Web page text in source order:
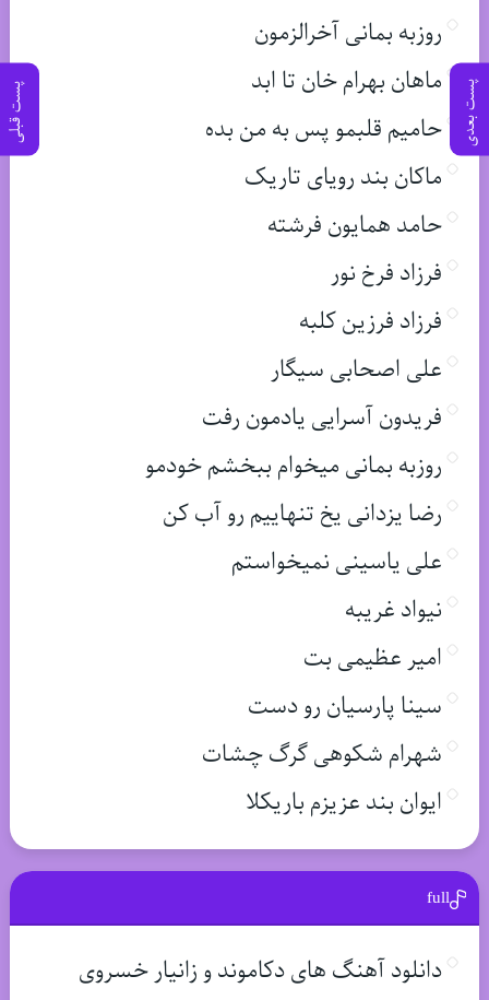
پست بعدی پست قبلی
روزبه بمانی آخرالزمون
ماهان بهرام خان تا ابد
حامیم قلبمو پس به من بده
ماکان بند رویای تاریک
حامد همایون فرشته
فرزاد فرخ نور
فرزاد فرزین کلبه
علی اصحابی سیگار
فریدون آسرایی یادمون رفت
روزبه بمانی میخوام ببخشم خودمو
رضا یزدانی یخ تنهاییم رو آب کن
علی یاسینی نمیخواستم
نیواد غریبه
امیر عظیمی بت
سینا پارسیان رو دست
شهرام شکوهی گرگ چشات
ایوان بند عزیزم باریکلا
full
دانلود آهنگ های دکاموند و زانیار خسروی